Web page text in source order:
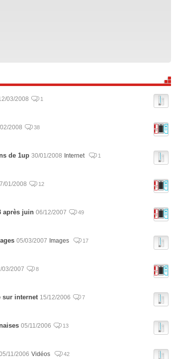
03/2008 1
2008 38
de 1up 30/01/2008 Internet 1
01/2008 12
après juin 06/12/2007 49
05/03/2007 Images 17
03/2007 8
sur internet 15/12/2006 7
05/11/2006 13
11/2006 Vidéos 42